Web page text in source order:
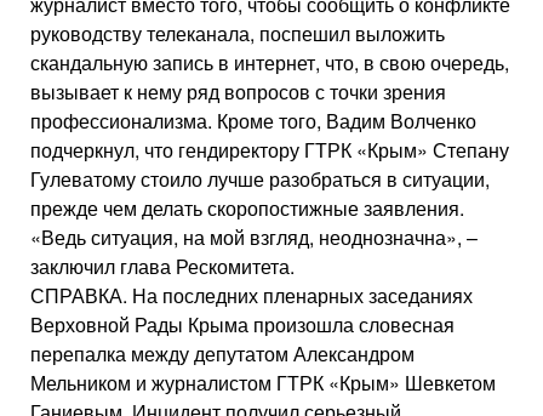
руководству телеканала, поспешил выложить
скандальную запись в интернет, что, в свою очередь,
вызывает к нему ряд вопросов с точки зрения
профессионализма. Кроме того, Вадим Волченко
подчеркнул, что гендиректору ГТРК «Крым» Степану
Гулеватому стоило лучше разобраться в ситуации,
прежде чем делать скоропостижные заявления.
«Ведь ситуация, на мой взгляд, неоднозначна», –
заключил глава Рескомитета.
СПРАВКА. На последних пленарных заседаниях
Верховной Рады Крыма произошла словесная
перепалка между депутатом Александром
Мельником и журналистом ГТРК «Крым» Шевкетом